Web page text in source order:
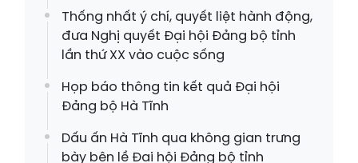
Thống nhất ý chí, quyết liệt hành động,
đưa Nghị quyết Đại hội Đảng bộ tỉnh
lần thứ XX vào cuộc sống
Họp báo thông tin kết quả Đại hội
Đảng bộ Hà Tĩnh
Dấu ấn Hà Tĩnh qua không gian trưng
bày bên lề Đại hội Đảng bộ tỉnh